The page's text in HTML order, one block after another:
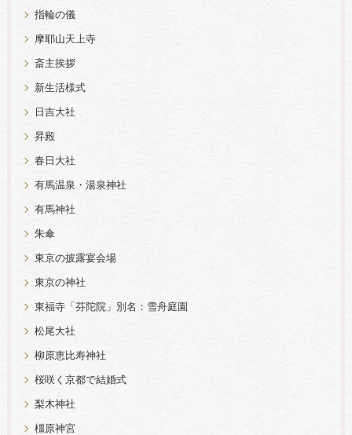
指輪の儀
摩耶山天上寺
斎主挨拶
新生活様式
日吉大社
昇殿
春日大社
有馬温泉・湯泉神社
有馬神社
朱傘
東京の披露宴会場
東京の神社
東福寺「芬陀院」別名：雪舟庭園
松尾大社
柳原恵比寿神社
桜咲く京都で結婚式
梨木神社
橿原神宮